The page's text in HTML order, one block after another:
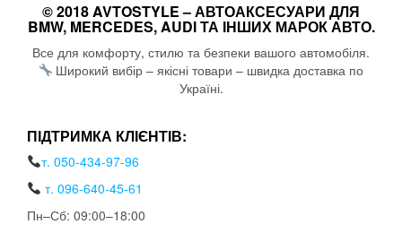
© 2018 AVTOSTYLE – АВТОАКСЕСУАРИ ДЛЯ
BMW, MERCEDES, AUDI ТА ІНШИХ МАРОК АВТО.
Все для комфорту, стилю та безпеки вашого автомобіля.
Широкий вибір – якісні товари – швидка доставка по
Україні.
ПІДТРИМКА КЛІЄНТІВ:
т. 050-434-97-96
т. 096-640-45-61
Пн–Сб: 09:00–18:00